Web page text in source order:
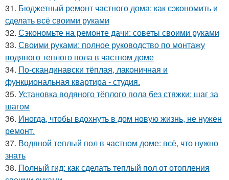
31. Бюджетный ремонт частного дома: как сэкономить и
сделать всё своими руками
32. Сэкономьте на ремонте дачи: советы своими руками
33. Своими руками: полное руководство по монтажу
водяного теплого пола в частном доме
34. По-скандинавски тёплая, лаконичная и
функциональная квартира - студия.
35. Установка водяного тёплого пола без стяжки: шаг за
шагом
36. Иногда, чтобы вдохнуть в дом новую жизнь, не нужен
ремонт.
37. Водяной теплый пол в частном доме: всё, что нужно
знать
38. Полный гид: как сделать теплый пол от отопления